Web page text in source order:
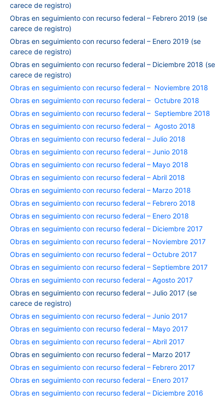
carece de registro)
Obras en seguimiento con recurso federal – Febrero 2019 (se
carece de registro)
Obras en seguimiento con recurso federal – Enero 2019 (se
carece de registro)
Obras en seguimiento con recurso federal – Diciembre 2018 (se
carece de registro)
Obras en seguimiento con recurso federal – Noviembre 2018
Obras en seguimiento con recurso federal – Octubre 2018
Obras en seguimiento con recurso federal – Septiembre 2018
Obras en seguimiento con recurso federal – Agosto 2018
Obras en seguimiento con recurso federal – Julio 2018
Obras en seguimiento con recurso federal – Junio 2018
Obras en seguimiento con recurso federal – Mayo 2018
Obras en seguimiento con recurso federal – Abril 2018
Obras en seguimiento con recurso federal – Marzo 2018
Obras en seguimiento con recurso federal – Febrero 2018
Obras en seguimiento con recurso federal – Enero 2018
Obras en seguimiento con recurso federal – Diciembre 2017
Obras en seguimiento con recurso federal – Noviembre 2017
Obras en seguimiento con recurso federal – Octubre 2017
Obras en seguimiento con recurso federal – Septiembre 2017
Obras en seguimiento con recurso federal – Agosto 2017
Obras en seguimiento con recurso federal – Julio 2017 (se
carece de registro)
Obras en seguimiento con recurso federal – Junio 2017
Obras en seguimiento con recurso federal – Mayo 2017
Obras en seguimiento con recurso federal – Abril 2017
Obras en seguimiento con recurso federal – Marzo 2017
Obras en seguimiento con recurso federal – Febrero 2017
Obras en seguimiento con recurso federal – Enero 2017
Obras en seguimiento con recurso federal – Diciembre 2016